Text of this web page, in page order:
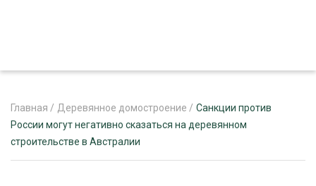
ЖУРНАЛ «ЛЕСНОЙ КОМПЛЕКС»
Главная / Деревянное домостроение / Санкции против
России могут негативно сказаться на деревянном
строительстве в Австралии